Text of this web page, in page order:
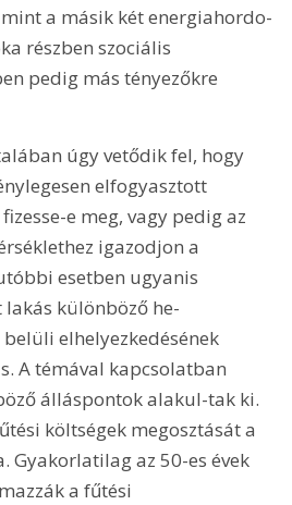
a másik két energiahordo-
részben szociális
pedig más tényezőkre
úgy vetődik fel, hogy
elfogyasztott
e meg, vagy pedig az
igazodjon a
esetben ugyanis
lakás különböző he-
elhelyezkedésének
A témával kapcsolatban
álláspontok alakul-tak ki.
költségek megosztását a
Gyakorlatilag az 50-es évek
a fűtési